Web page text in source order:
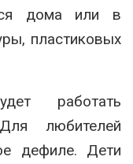
дома или в
пластиковых
работать
любителей
дефиле. Дети